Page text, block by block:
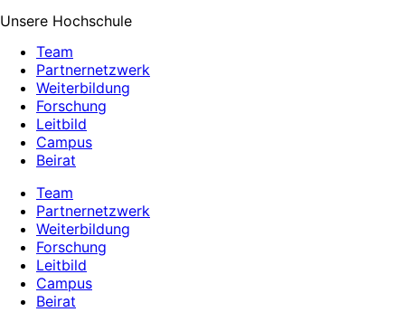
Unsere Hochschule
Team
Partnernetzwerk
Weiterbildung
Forschung
Leitbild
Campus
Beirat
Team
Partnernetzwerk
Weiterbildung
Forschung
Leitbild
Campus
Beirat